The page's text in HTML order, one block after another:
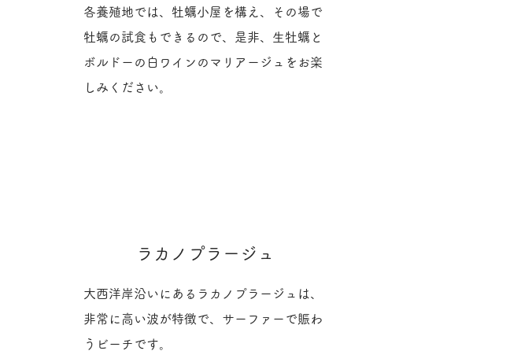
​各養殖地では、牡蠣小屋を構え、その場で
牡蠣の試食もできるので、是非、生牡蠣と
ボルドーの白ワインのマリアージュをお楽
しみください。
​ラカノプラージュ
大西洋岸沿いにあるラカノプラージュは、
非常に高い波が特徴で、サーファーで賑わ
うビーチです。